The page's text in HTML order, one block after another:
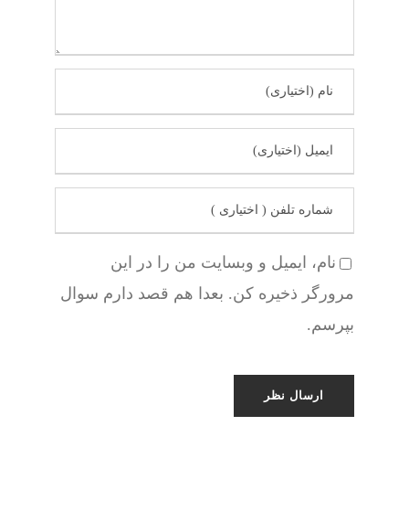
نام، ایمیل و وبسایت من را در این
مرورگر ذخیره کن. بعدا هم قصد دارم سوال
بپرسم.